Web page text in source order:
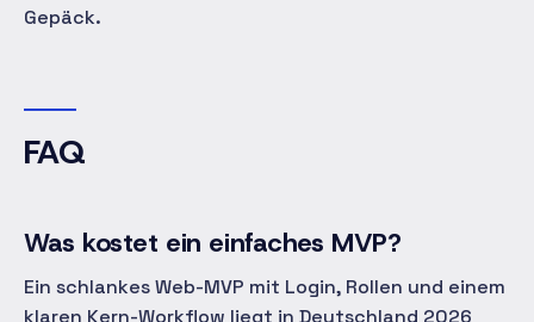
Gepäck.
FAQ
Was kostet ein einfaches MVP?
Ein schlankes Web-MVP mit Login, Rollen und einem
klaren Kern-Workflow liegt in Deutschland 2026